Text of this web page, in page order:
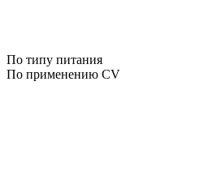
По типу питания
По применению CV